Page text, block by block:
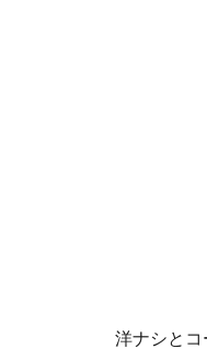
洋ナシと